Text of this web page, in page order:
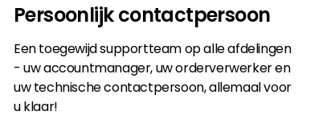
Persoonlijk contactpersoon
Een toegewijd supportteam op alle afdelingen
- uw accountmanager, uw orderverwerker en
uw technische contactpersoon, allemaal voor
u klaar!